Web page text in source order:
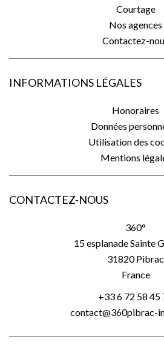
Courtage
Nos agences
Contactez-
INFORMATIONS LÉGALES
Honoraires
Données
Utilisation des
Mentions
CONTACTEZ-NOUS
360°
15 esplanade Sainte
31820Pibrac
France
+33 6 72 58 45
contact@360pibrac-